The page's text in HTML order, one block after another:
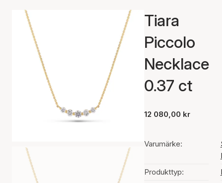
Tiara
Piccolo
Necklace
0.37 ct
12 080,00 kr
Varumärke:
Produkttyp: